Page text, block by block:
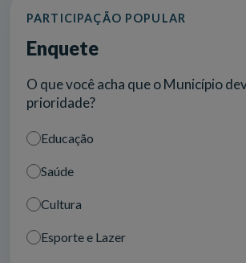
PARTICIPAÇÃO POPULAR
Enquete
O que você acha que o Município
prioridade?
Educação
Saúde
Cultura
Esporte e Lazer